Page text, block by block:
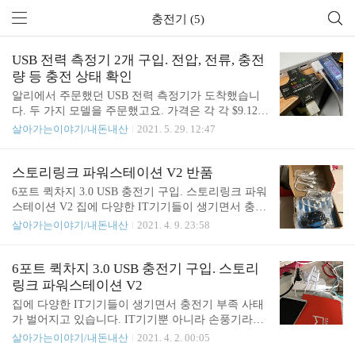
충전기 (5)
USB 전력 측정기 2개 구입. 전압, 전류, 충전
량 등 충전 상태 확인
알리에서 주문했던 USB 전력 측정기가 도착했습니
다. 두 가지 모델을 주문했고요. 가격은 각 각 $9.12,
$2.95입니다. https://ko.aliexpress.com/item/3291146374
출기 보조베터 Smarter Shopping, Better Living! Aliex
press.com ko.aliexpress.com https://ko.aliexpress.com/ite
m/4000037898130.html 2.69US $ 10% OFF|Usb 전류
테스터 미터 모바일 전 Smarter Shopping, Bett..
살아가는이야기/내돈내산 2021. 5. 29. 12:47
스토리링크 파워스테이션 V2 반품
6포트 퀵차지 3.0 USB 충전기 구입. 스토리링크 파워
스테이션 V2 집에 다양한 IT기기들이 생기면서 충전
기 부족 사태가 벌어지고 있습니다. IT기기뿐 아니라
nho85.pe.kr 지난번에 구입했던 스토리링크 파워스테
이션 V2는 결국 반품 처리했습니다. 일부 포트에서
충전이 잘 안 되는 증상이 발견되었기 때문입니다. 1
번 3번 포트가 충전이 잘 안되었고 유난히 1번이 더
심했던 거 같습니다. 1번 포트에 충전을 연결해 두고
자고 일어나면 아침에 기기가 충전이 되어 있는 게
살아가는이야기/내돈내산 2021. 4. 9. 23:58
6포트 퀵차지 3.0 USB 충전기 구입. 스토리
링크 파워스테이션 V2
집에 다양한 IT기기들이 생기면서 충전기 부족 사태
가 벌어지고 있습니다. IT기기뿐 아니라 손풍기라던
지 마사지기라던지 여러 휴대용 기기들의 충전도 US
살아가는이야기/내돈내산 2021. 4. 2. 00:05